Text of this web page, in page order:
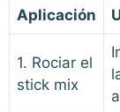
Aplicación
1. Rociar el
stick mix